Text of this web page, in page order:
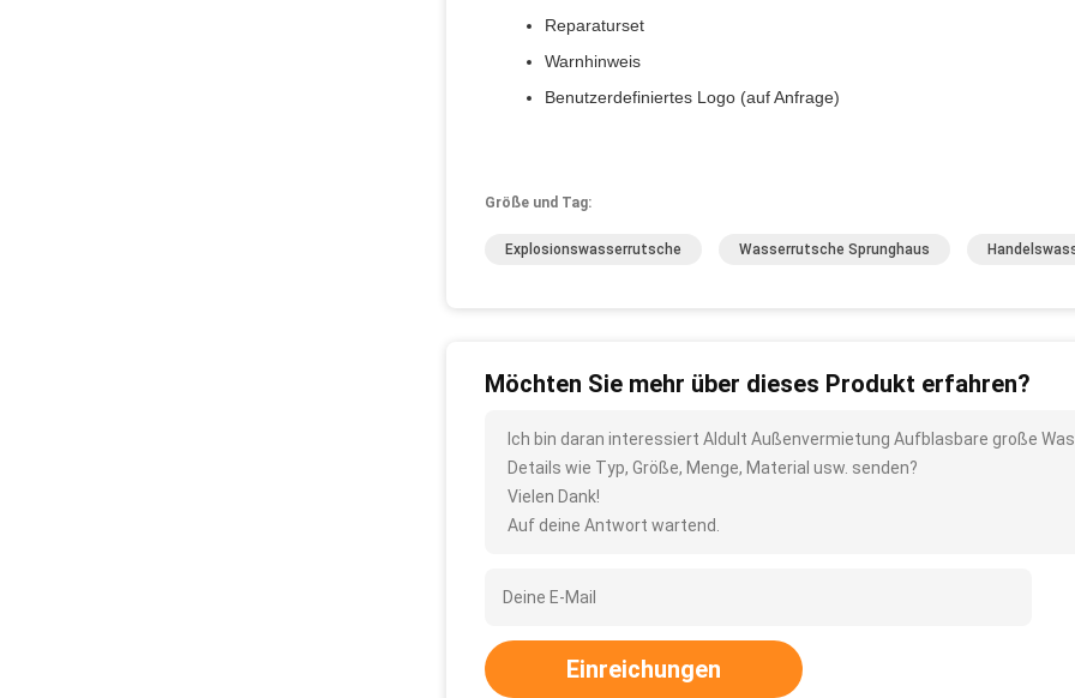
Reparaturset
Warnhinweis
Benutzerdefiniertes Logo (auf Anfrage)
Größe und Tag:
Explosionswasserrutsche Wasserrutsche Sprunghaus
Möchten Sie mehr über dieses Produkt erfahren?
Ich bin daran interessiert Aldult Außenvermietung Aufblasbare große
Details wie Typ, Größe, Menge, Material usw. senden?
Vielen Dank!
Auf deine Antwort wartend.
Einreichungen